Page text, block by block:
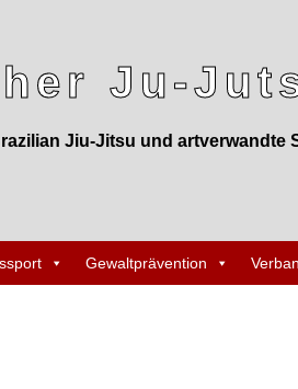
Ju-
Jiu-Jitsu und artverwandte
Gewaltprävention